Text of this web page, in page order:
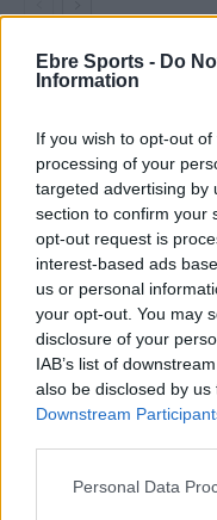
Ebre Sports - Do
Information
If you wish to opt-out
processing of your
targeted advertising by
section to confirm your
opt-out request is
interest-based ads
us or personal
your opt-out. You may
disclosure of your
IAB’s list of
also be disclosed by
Downstream
Personal Data
DEIXA UNA RESPOSTA
Comentari: